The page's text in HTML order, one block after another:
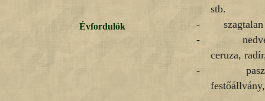
Évfordulók
stb.
-
-
ceruza,
-